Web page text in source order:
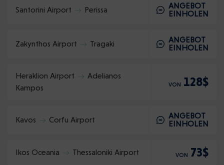
Santorini Airport Perissa
ANGEBOT
EINHOLEN
Zakynthos Airport Tragaki
ANGEBOT
EINHOLEN
Heraklion Airport
Adelianos
Kampos
VON 128$
Kavos Corfu Airport
ANGEBOT
EINHOLEN
Ikos Oceania Thessaloniki Airport VON 73$